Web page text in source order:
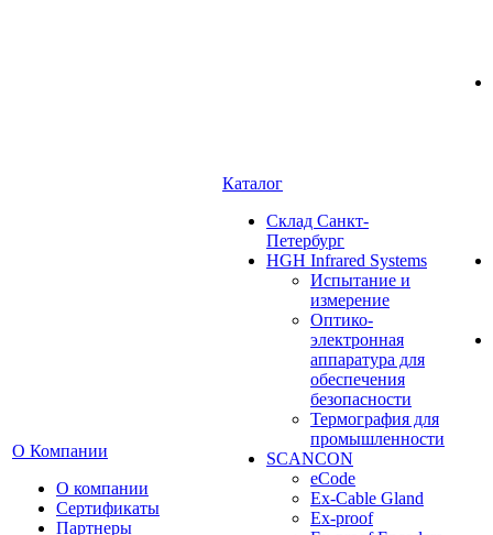
О Компании
О компании
Сертификаты
Партнеры
Каталог
Cклад Санкт-
Петербург
HGH Infrared Systems
Испытание и
измерение
Оптико-
электронная
аппаратура для
обеспечения
безопасности
Термография для
промышленности
SCANCON
eCode
Ex-Cable Gland
Ex-proof